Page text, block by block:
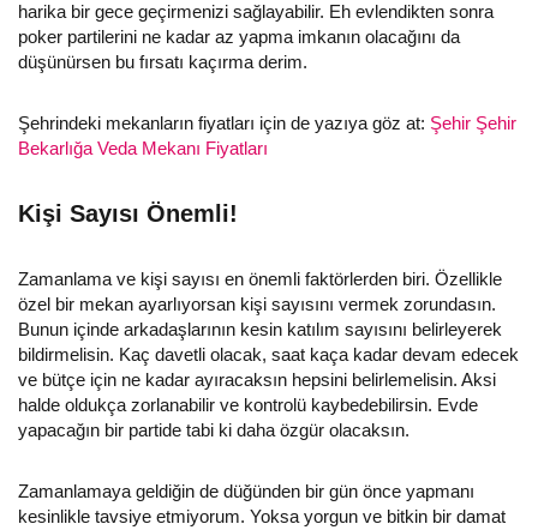
harika bir gece geçirmenizi sağlayabilir. Eh evlendikten sonra
poker partilerini ne kadar az yapma imkanın olacağını da
düşünürsen bu fırsatı kaçırma derim.
Şehrindeki mekanların fiyatları için de yazıya göz at: Şehir Şehir
Bekarlığa Veda Mekanı Fiyatları
Kişi Sayısı Önemli!
Zamanlama ve kişi sayısı en önemli faktörlerden biri. Özellikle
özel bir mekan ayarlıyorsan kişi sayısını vermek zorundasın.
Bunun içinde arkadaşlarının kesin katılım sayısını belirleyerek
bildirmelisin. Kaç davetli olacak, saat kaça kadar devam edecek
ve bütçe için ne kadar ayıracaksın hepsini belirlemelisin. Aksi
halde oldukça zorlanabilir ve kontrolü kaybedebilirsin. Evde
yapacağın bir partide tabi ki daha özgür olacaksın.
Zamanlamaya geldiğin de düğünden bir gün önce yapmanı
kesinlikle tavsiye etmiyorum. Yoksa yorgun ve bitkin bir damat